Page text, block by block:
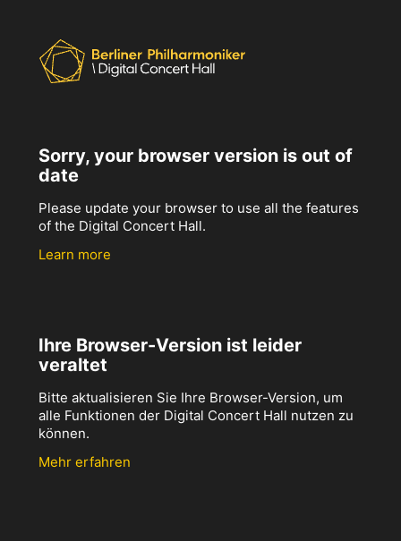
Sorry, your browser version is out of
date
Please update your browser to use all the features
of the Digital Concert Hall.
Learn more
Ihre Browser-Version ist leider
veraltet
Bitte aktualisieren Sie Ihre Browser-Version, um
alle Funktionen der Digital Concert Hall nutzen zu
können.
Mehr erfahren